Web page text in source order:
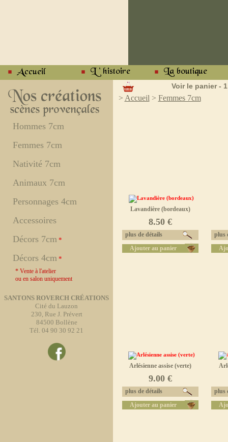
Hommes 7cm
Femmes 7cm
Nativité 7cm
Animaux 7cm
Personnages 4cm
Accessoires
Décors 7cm *
Décors 4cm *
* Vente à l'atelier
ou en salon uniquement
SANTONS ROVERCH CRÉATIONS
Cité du Lauzon
230, Rue J. Prévert
84500 Bollène
Tél. 04 90 30 92 21
Voir le panier -
> Accueil > Femmes 7cm
Lavandière (bordeaux)
8.50 €
plus de détails
Ajouter au panier
plus
Arlésienne assise (verte)
9.00 €
plus de détails
Ajouter au panier
plus